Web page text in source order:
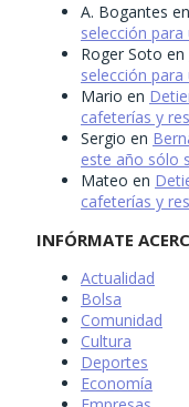
A. Bogantes en
selección
Roger Soto en
selección
Mario en
cafeterías y
Sergio en
este año sólo
Mateo en
cafeterías y
INFÓRMATE
Actualidad
Bolsa
Comunidad
Cultura
Deportes
Economía